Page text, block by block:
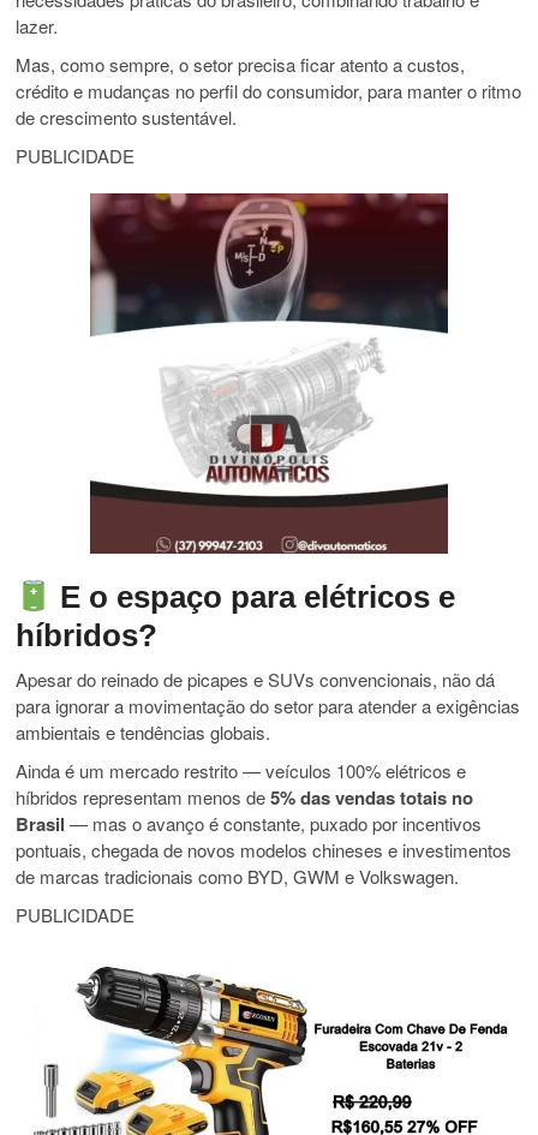
lazer.
Mas, como sempre, o setor precisa ficar atento a custos,
crédito e mudanças no perfil do consumidor, para manter o ritmo
de crescimento sustentável.
PUBLICIDADE
E o espaço para elétricos e
híbridos?
Apesar do reinado de picapes e SUVs convencionais, não dá
para ignorar a movimentação do setor para atender a exigências
ambientais e tendências globais.
Ainda é um mercado restrito — veículos 100% elétricos e
híbridos representam menos de5% das vendas totais no
Brasil — mas o avanço é constante, puxado por incentivos
pontuais, chegada de novos modelos chineses e investimentos
de marcas tradicionais como BYD, GWM e Volkswagen.
PUBLICIDADE